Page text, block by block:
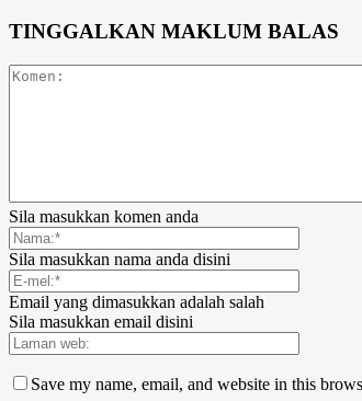
TINGGALKAN MAKLUM BALAS
Sila masukkan komen anda
Sila masukkan nama anda disini
Email yang dimasukkan adalah salah
Sila masukkan email disini
Save my name, email, and website in this